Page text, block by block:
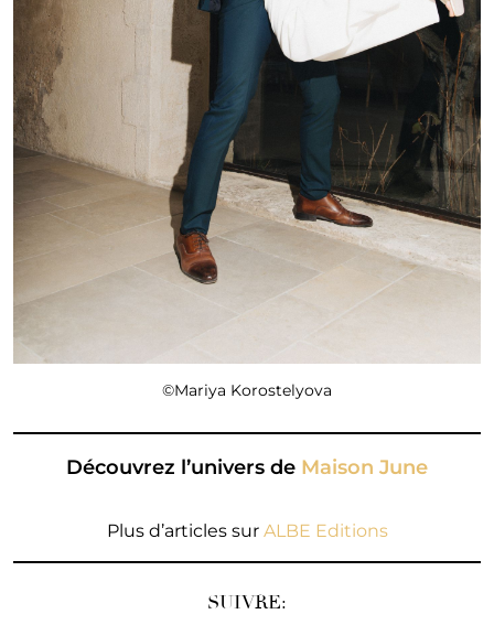
©Mariya Korostelyova
Découvrez l’univers de Maison June
Plus d’articles sur ALBE Editions
SUIVRE: